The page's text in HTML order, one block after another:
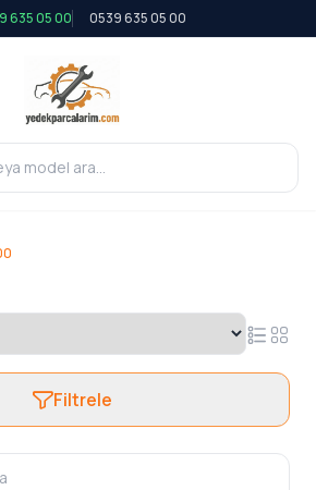
635 05 00 0539 635 05 00
Filtrele